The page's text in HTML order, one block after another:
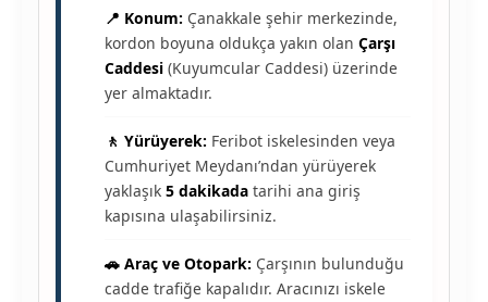
📍 Konum: Çanakkale şehir merkezinde,
kordon boyuna oldukça yakın olan Çarşı
Caddesi (Kuyumcular Caddesi) üzerinde
yer almaktadır.
🚶 Yürüyerek: Feribot iskelesinden veya
Cumhuriyet Meydanı’ndan yürüyerek
yaklaşık 5 dakikada tarihi ana giriş
kapısına ulaşabilirsiniz.
🚗 Araç ve Otopark: Çarşının bulunduğu
cadde trafiğe kapalıdır. Aracınızı iskele